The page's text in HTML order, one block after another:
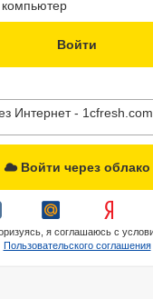
Интернет - 1cfresh.com
Войти через облако
я соглашаюсь с
Пользовательского соглашения